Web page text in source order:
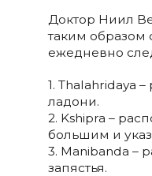
Доктор Ниил
таким образом
ежедневно
1. Thalahridaya
ладони.
2. Kshipra –
большим и
3. Manibanda –
запястья.